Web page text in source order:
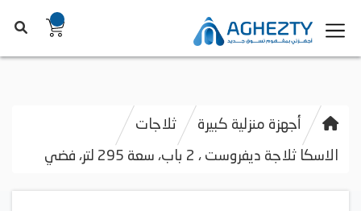
أجهزة منزلية كبيرة ثلاجات
الاسكا ثلاجة ديفروست ، 2 باب، سعة 295 لتر، فضي